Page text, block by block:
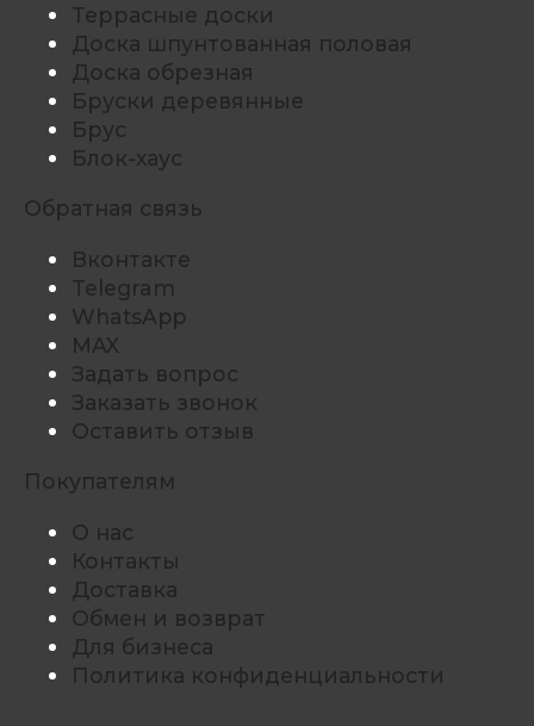
Террасные доски
Доска шпунтованная половая
Доска обрезная
Бруски деревянные
Брус
Блок-хаус
Обратная связь
Вконтакте
Telegram
WhatsApp
MAX
Задать вопрос
Заказать звонок
Оставить отзыв
Покупателям
О нас
Контакты
Доставка
Обмен и возврат
Для бизнеса
Политика конфиденциальности